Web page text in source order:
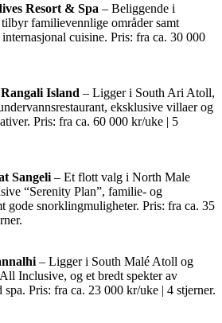
Resort & Spa – Beliggende i
familievennlige områder samt
cuisine. Pris: fra ca. 30 000
Island – Ligger i South Ari Atoll,
eksklusive villaer og
Pris: fra ca. 60 000 kr/uke | 5
Sangeli – Et flott valg i North Male
“Serenity Plan”, familie- og
gode snorklingmuligheter. Pris: fra ca. 35
– Ligger i South Malé Atoll og
Inclusive, og et bredt spekter av
Pris: fra ca. 23 000 kr/uke | 4 stjerner.